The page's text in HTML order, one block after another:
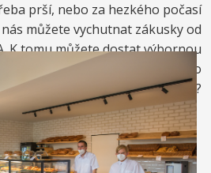
prší, nebo za hezkého počasí
můžete vychutnat zákusky od
K tomu můžete dostat výbornou
raději dáte zrmzlinový pohár nebo
vynikající točenou zmrzlinu?